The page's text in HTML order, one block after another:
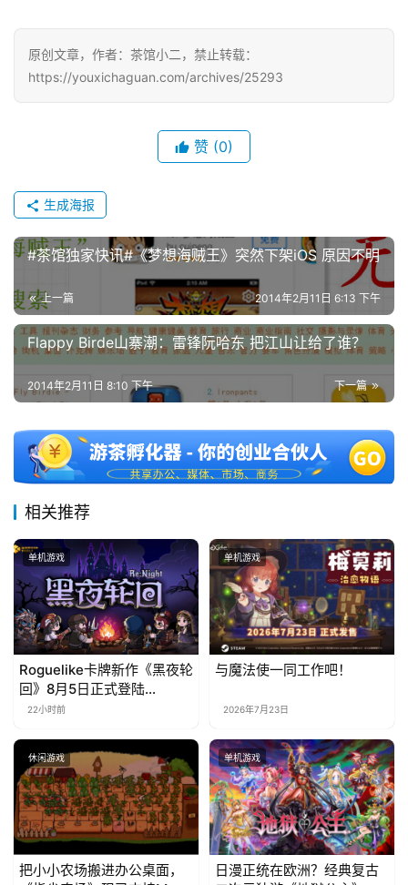
对
接
站
文
(
中
)
原创文章，作者：茶馆小二，禁止转载：
https://youxichaguan.com/archives/25293
赞 (0)
生成海报
#茶馆独家快讯#《梦想海贼王》突然下架iOS 原因不明
上一篇 2014年2月11日 6:13 下午
Flappy Birde山寨潮：雷锋阮哈东 把江山让给了谁？
下一篇
2014年2月11日 8:10 下午
相关推荐
单机游戏
Roguelike卡牌新作《黑夜轮
回》8月5日正式登陆
Steam，首发9折优惠开启
22小时前
单机游戏
与魔法使一同工作吧！
2026年7月23日
休闲游戏
把小小农场搬进办公桌面，
单机游戏
日漫正统在欧洲？经典复古